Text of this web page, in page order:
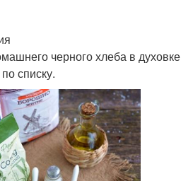
черного хлеба в духовке
списку.